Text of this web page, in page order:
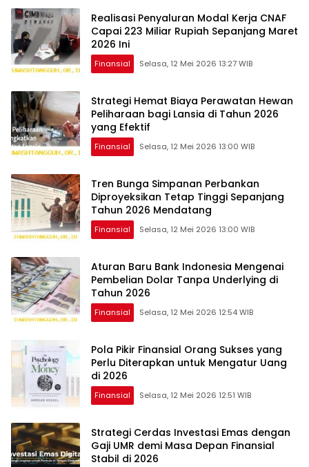
Realisasi Penyaluran Modal Kerja CNAF
Capai 223 Miliar Rupiah Sepanjang Maret
2026 Ini
Finansial Selasa, 12 Mei 2026 13:27 WIB
Strategi Hemat Biaya Perawatan Hewan
Peliharaan bagi Lansia di Tahun 2026
yang Efektif
Finansial Selasa, 12 Mei 2026 13:00 WIB
Tren Bunga Simpanan Perbankan
Diproyeksikan Tetap Tinggi Sepanjang
Tahun 2026 Mendatang
Finansial Selasa, 12 Mei 2026 13:00 WIB
Aturan Baru Bank Indonesia Mengenai
Pembelian Dolar Tanpa Underlying di
Tahun 2026
Finansial Selasa, 12 Mei 2026 12:54 WIB
Pola Pikir Finansial Orang Sukses yang
Perlu Diterapkan untuk Mengatur Uang
di 2026
Finansial Selasa, 12 Mei 2026 12:51 WIB
Strategi Cerdas Investasi Emas dengan
Gaji UMR demi Masa Depan Finansial
Stabil di 2026